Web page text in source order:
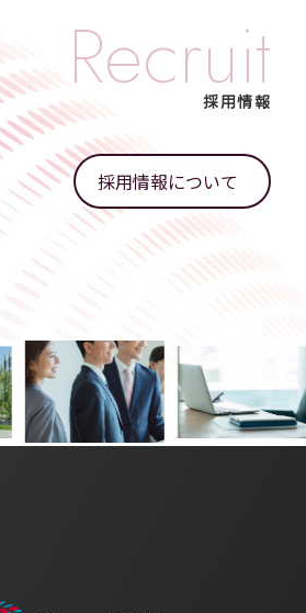
Recruit
採用情報
採用情報について